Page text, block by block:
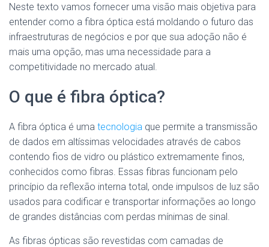
Neste texto vamos fornecer uma visão mais objetiva para
entender como a fibra óptica está moldando o futuro das
infraestruturas de negócios e por que sua adoção não é
mais uma opção, mas uma necessidade para a
competitividade no mercado atual.
O que é fibra óptica?
A fibra óptica é uma tecnologia que permite a transmissão
de dados em altíssimas velocidades através de cabos
contendo fios de vidro ou plástico extremamente finos,
conhecidos como fibras. Essas fibras funcionam pelo
princípio da reflexão interna total, onde impulsos de luz são
usados para codificar e transportar informações ao longo
de grandes distâncias com perdas mínimas de sinal.
As fibras ópticas são revestidas com camadas de